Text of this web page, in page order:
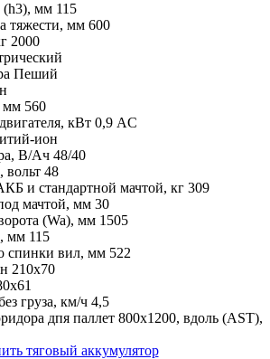
(h3), мм 115
тяжести, мм 600
2000
Пеший
мм 560
кВт 0,9 AC
ион
В/Ач 48/40
вольт 48
и стандартной мачтой, кг 309
мачтой, мм 30
(Wa), мм 1505
мм 115
спинки вил, мм 522
210x70
груза, км/ч 4,5
дпя паллет 800х1200, вдоль (AST),
тяговый аккумулятор